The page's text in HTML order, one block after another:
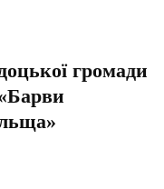
громади